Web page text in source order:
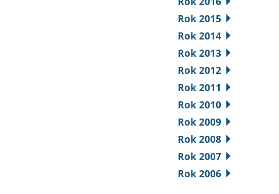
Rok 2015
Rok 2014
Rok 2013
Rok 2012
Rok 2011
Rok 2010
Rok 2009
Rok 2008
Rok 2007
Rok 2006